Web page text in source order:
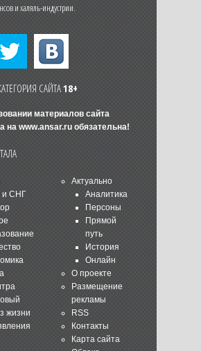
и халяль-индустрии.
САЙТА18+
материалов сайта
на www.ansar.ruобязательна!
и СНГ
жизни
Актуально
Аналитика
Персоны
Прямой
путь
История
Онлайн
О проекте
Размещение
рекламы
RSS
Контакты
Карта сайта